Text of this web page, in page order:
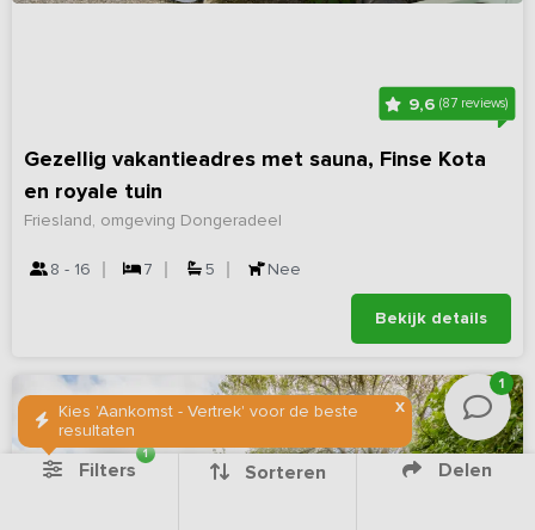
9,6(87 reviews)
Gezellig vakantieadres met sauna, Finse Kota
en royale tuin
Friesland, omgeving Dongeradeel
8 - 16 7 5 Nee
Bekijk details
X
Kies 'Aankomst - Vertrek' voor de beste
resultaten
1
Filters
1
Sorteren Delen